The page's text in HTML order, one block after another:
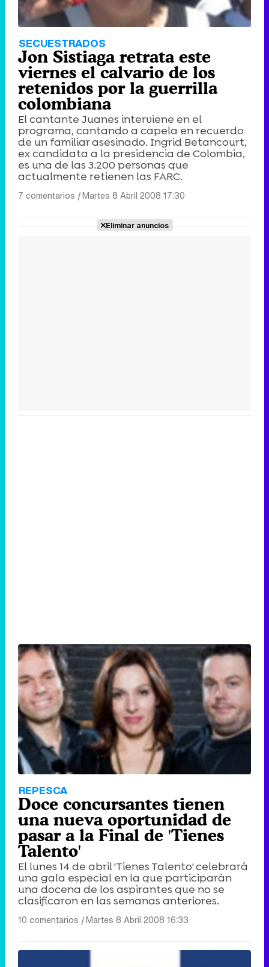
SECUESTRADOS
Jon Sistiaga retrata este
viernes el calvario de los
retenidos por la guerrilla
colombiana
El cantante Juanes interviene en el
programa, cantando a capela en recuerdo
de un familiar asesinado. Ingrid Betancourt,
ex candidata a la presidencia de Colombia,
es una de las 3.200 personas que
actualmente retienen las FARC.
7 comentarios |Martes 8 Abril 2008 17:30
Eliminar anuncios
REPESCA
Doce concursantes tienen
una nueva oportunidad de
pasar a la Final de 'Tienes
Talento'
El lunes 14 de abril 'Tienes Talento' celebrará
una gala especial en la que participarán
una docena de los aspirantes que no se
clasificaron en las semanas anteriores.
10 comentarios |Martes 8 Abril 2008 16:33